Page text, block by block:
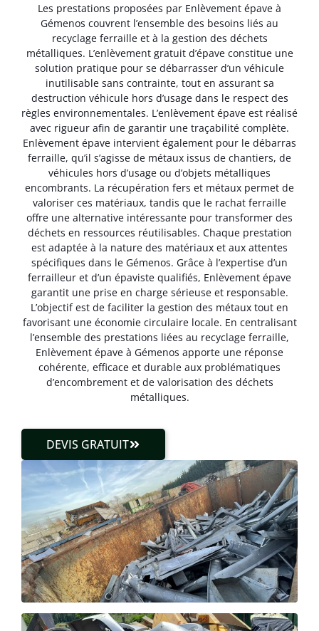
Les prestations proposées par Enlèvement épave à
Gémenos couvrent l’ensemble des besoins liés au
recyclage ferraille et à la gestion des déchets
métalliques. L’enlèvement gratuit d’épave constitue une
solution pratique pour se débarrasser d’un véhicule
inutilisable sans contrainte, tout en assurant sa
destruction véhicule hors d’usage dans le respect des
règles environnementales. L’enlèvement épave est réalisé
avec rigueur afin de garantir une traçabilité complète.
Enlèvement épave intervient également pour le débarras
ferraille, qu’il s’agisse de métaux issus de chantiers, de
véhicules hors d’usage ou d’objets métalliques
encombrants. La récupération fers et métaux permet de
valoriser ces matériaux, tandis que le rachat ferraille
offre une alternative intéressante pour transformer des
déchets en ressources réutilisables. Chaque prestation
est adaptée à la nature des matériaux et aux attentes
spécifiques dans le Gémenos. Grâce à l’expertise d’un
ferrailleur et d’un épaviste qualifiés, Enlèvement épave
garantit une prise en charge sérieuse et responsable.
L’objectif est de faciliter la gestion des métaux tout en
favorisant une économie circulaire locale. En centralisant
l’ensemble des prestations liées au recyclage ferraille,
Enlèvement épave à Gémenos apporte une réponse
cohérente, efficace et durable aux problématiques
d’encombrement et de valorisation des déchets
métalliques.
DEVIS GRATUIT